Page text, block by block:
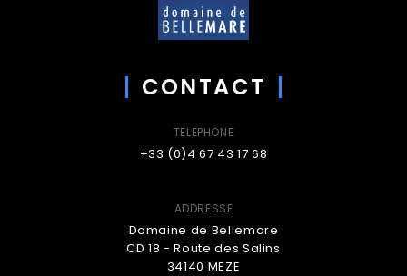
CONTACT
TELEPHONE
+33 (0)4 67 43 17 68
ADDRESSE
Domaine de Bellemare
CD 18 - Route des Salins
34140 MEZE